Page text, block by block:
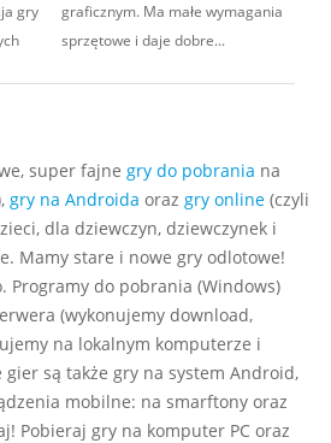
gry
graficznym. Ma małe wymagania
sprzętowe i daje dobre...
super fajne gry do pobrania na
gry na Androida oraz gry online (czyli
dla dziewczyn, dziewczynek i
Mamy stare i nowe gry odlotowe!
Programy do pobrania (Windows)
(wykonujemy download,
na lokalnym komputerze i
są także gry na system Android,
mobilne: na smarftony oraz
Pobieraj gry na komputer PC oraz